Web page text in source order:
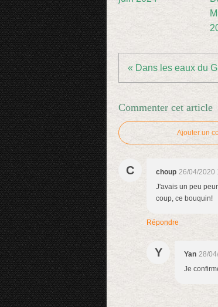
« Dans les eaux du
Commenter cet article
Ajouter un
C choup 26/04/2020
J'avais un peu
coup, ce bouquin!
Répondre
Y Yan 28/
Je